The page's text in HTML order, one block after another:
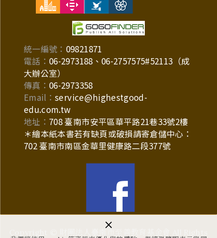
×
統一編號： 09821871
電話： 06-2973188、06-2757575#52113（成
大辦公室）
傳真： 06-2973358
Email：service@highestgood-
edu.com.tw
地址： 708 臺南市安平區華平路21巷33號2樓
＊繪本紙本書若有缺頁或破損請寄倉儲中心：
702 臺南市南區金華里健康路二段377號